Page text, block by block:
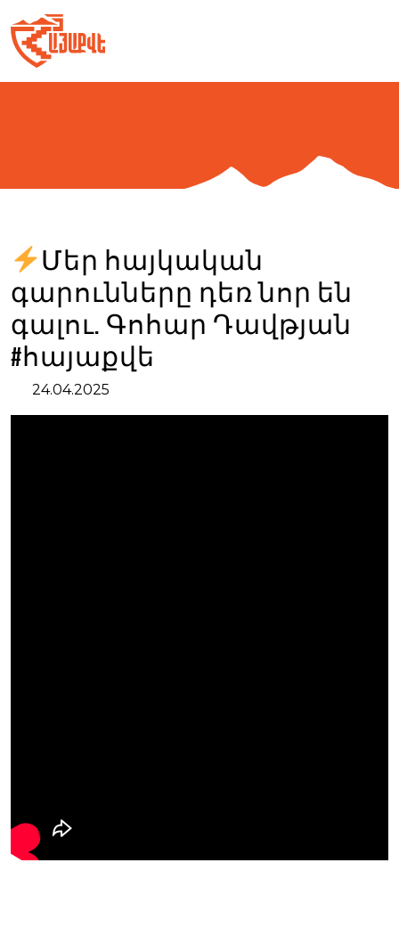
to
content
Մեր հայկական
գարունները դեռ նոր են
գալու. Գոհար Դավթյան
#հայաքվե
24.04.2025